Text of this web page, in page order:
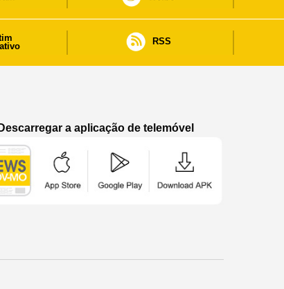
RSS
Descarregar a aplicação de telemóvel